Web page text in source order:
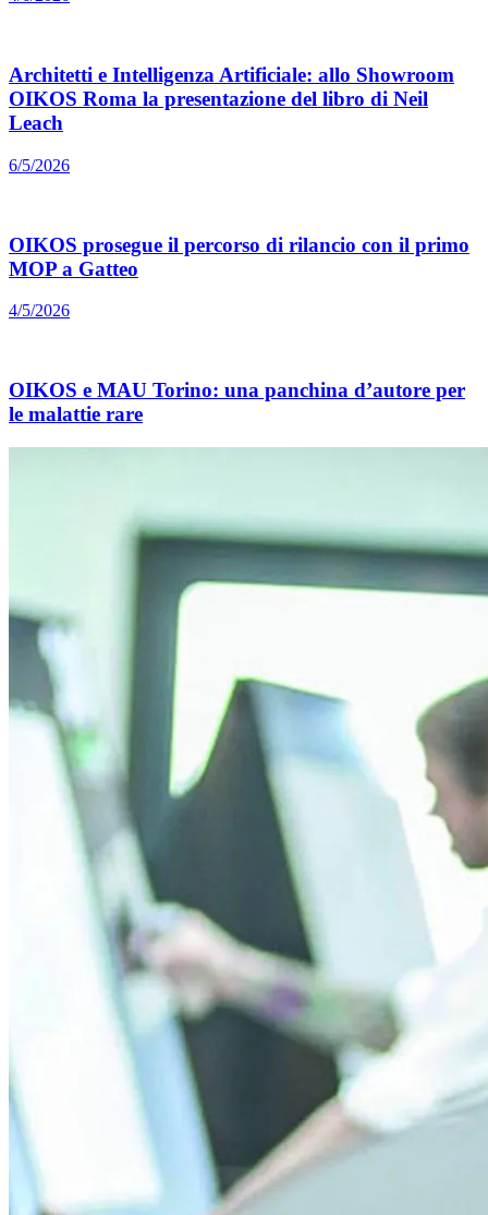
Architetti e Intelligenza Artificiale: allo Showroom
OIKOS Roma la presentazione del libro di Neil
Leach
6/5/2026
OIKOS prosegue il percorso di rilancio con il primo
MOP a Gatteo
4/5/2026
OIKOS e MAU Torino: una panchina d’autore per
le malattie rare